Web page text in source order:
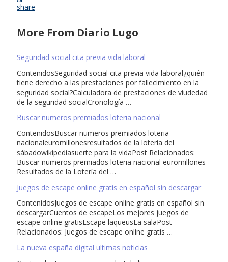
share
More From Diario Lugo
Seguridad social cita previa vida laboral
ContenidosSeguridad social cita previa vida laboral¿quién
tiene derecho a las prestaciones por fallecimiento en la
seguridad social?Calculadora de prestaciones de viudedad
de la seguridad socialCronología …
Buscar numeros premiados loteria nacional
ContenidosBuscar numeros premiados loteria
nacionaleuromillonesresultados de la lotería del
sábadowikipediasuerte para la vidaPost Relacionados:
Buscar numeros premiados loteria nacional euromillones
Resultados de la Lotería del …
Juegos de escape online gratis en español sin descargar
ContenidosJuegos de escape online gratis en español sin
descargarCuentos de escapeLos mejores juegos de
escape online gratisEscape laqueusLa salaPost
Relacionados: Juegos de escape online gratis …
La nueva españa digital ultimas noticias